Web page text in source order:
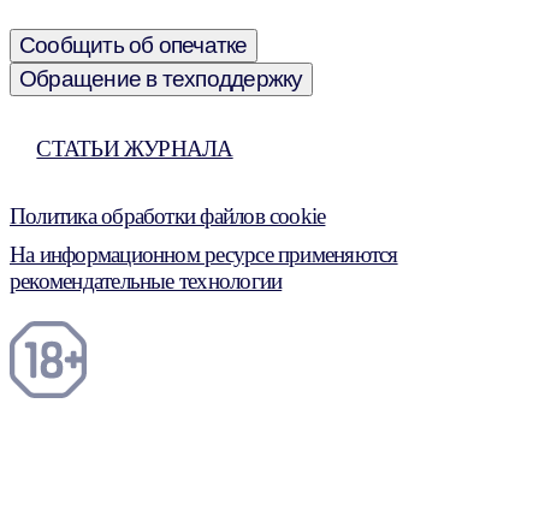
Сообщить об опечатке
Обращение в техподдержку
СТАТЬИ ЖУРНАЛА
Политика обработки файлов cookie
На информационном ресурсе применяются
рекомендательные технологии